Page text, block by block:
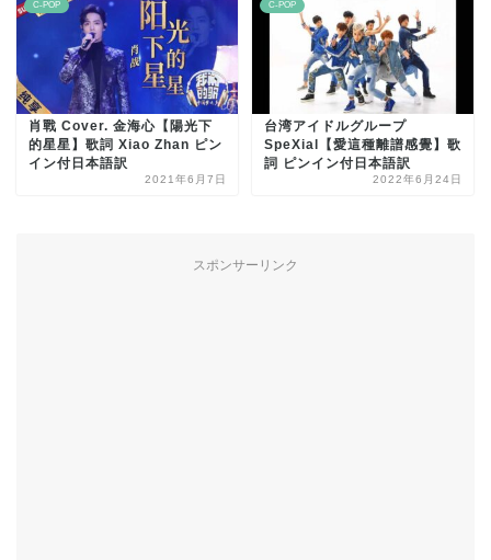
C-POP
肖戰 Cover. 金海心【陽光下
的星星】歌詞 Xiao Zhan ピン
イン付日本語訳
2021年6月7日
C-POP
台湾アイドルグループ
SpeXial【愛這種離譜感覺】歌
詞 ピンイン付日本語訳
2022年6月24日
スポンサーリンク